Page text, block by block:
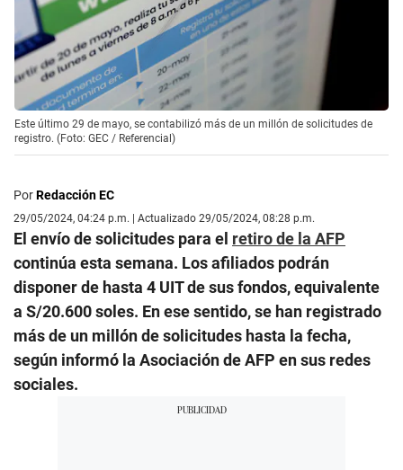
Este último 29 de mayo, se contabilizó más de un millón de solicitudes de
registro. (Foto: GEC / Referencial)
PorRedacción EC
29/05/2024, 04:24 p.m. | Actualizado 29/05/2024, 08:28 p.m.
El envío de solicitudes para el retiro de la AFP
continúa esta semana. Los afiliados podrán
disponer de hasta 4 UIT de sus fondos, equivalente
a S/20.600 soles. En ese sentido, se han registrado
más de un millón de solicitudes hasta la fecha,
según informó la Asociación de AFP en sus redes
sociales.